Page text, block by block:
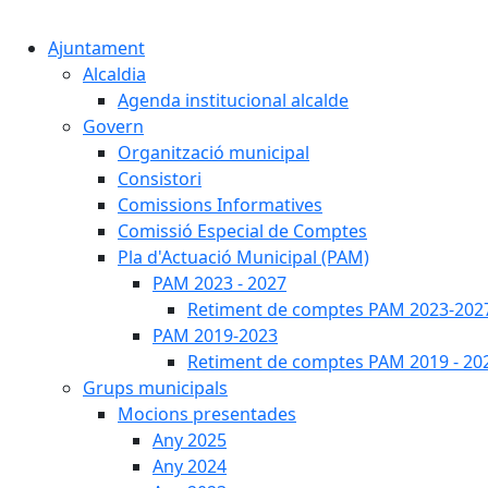
Ajuntament
Alcaldia
Agenda institucional alcalde
Govern
Organització municipal
Consistori
Comissions Informatives
Comissió Especial de Comptes
Pla d'Actuació Municipal (PAM)
PAM 2023 - 2027
Retiment de comptes PAM 2023-
PAM 2019-2023
Retiment de comptes PAM 2019 -
Grups municipals
Mocions presentades
Any 2025
Any 2024